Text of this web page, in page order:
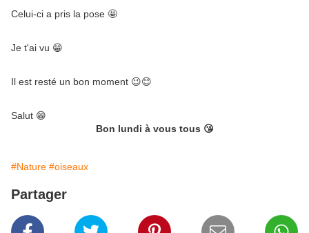
Celui-ci a pris la pose 🤩
Je t'ai vu 😁
Il est resté un bon moment 😉😊
Salut 😁
Bon lundi à vous tous 😘
#Nature #oiseaux
Partager